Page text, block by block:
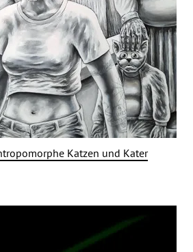
Katzen und Kater